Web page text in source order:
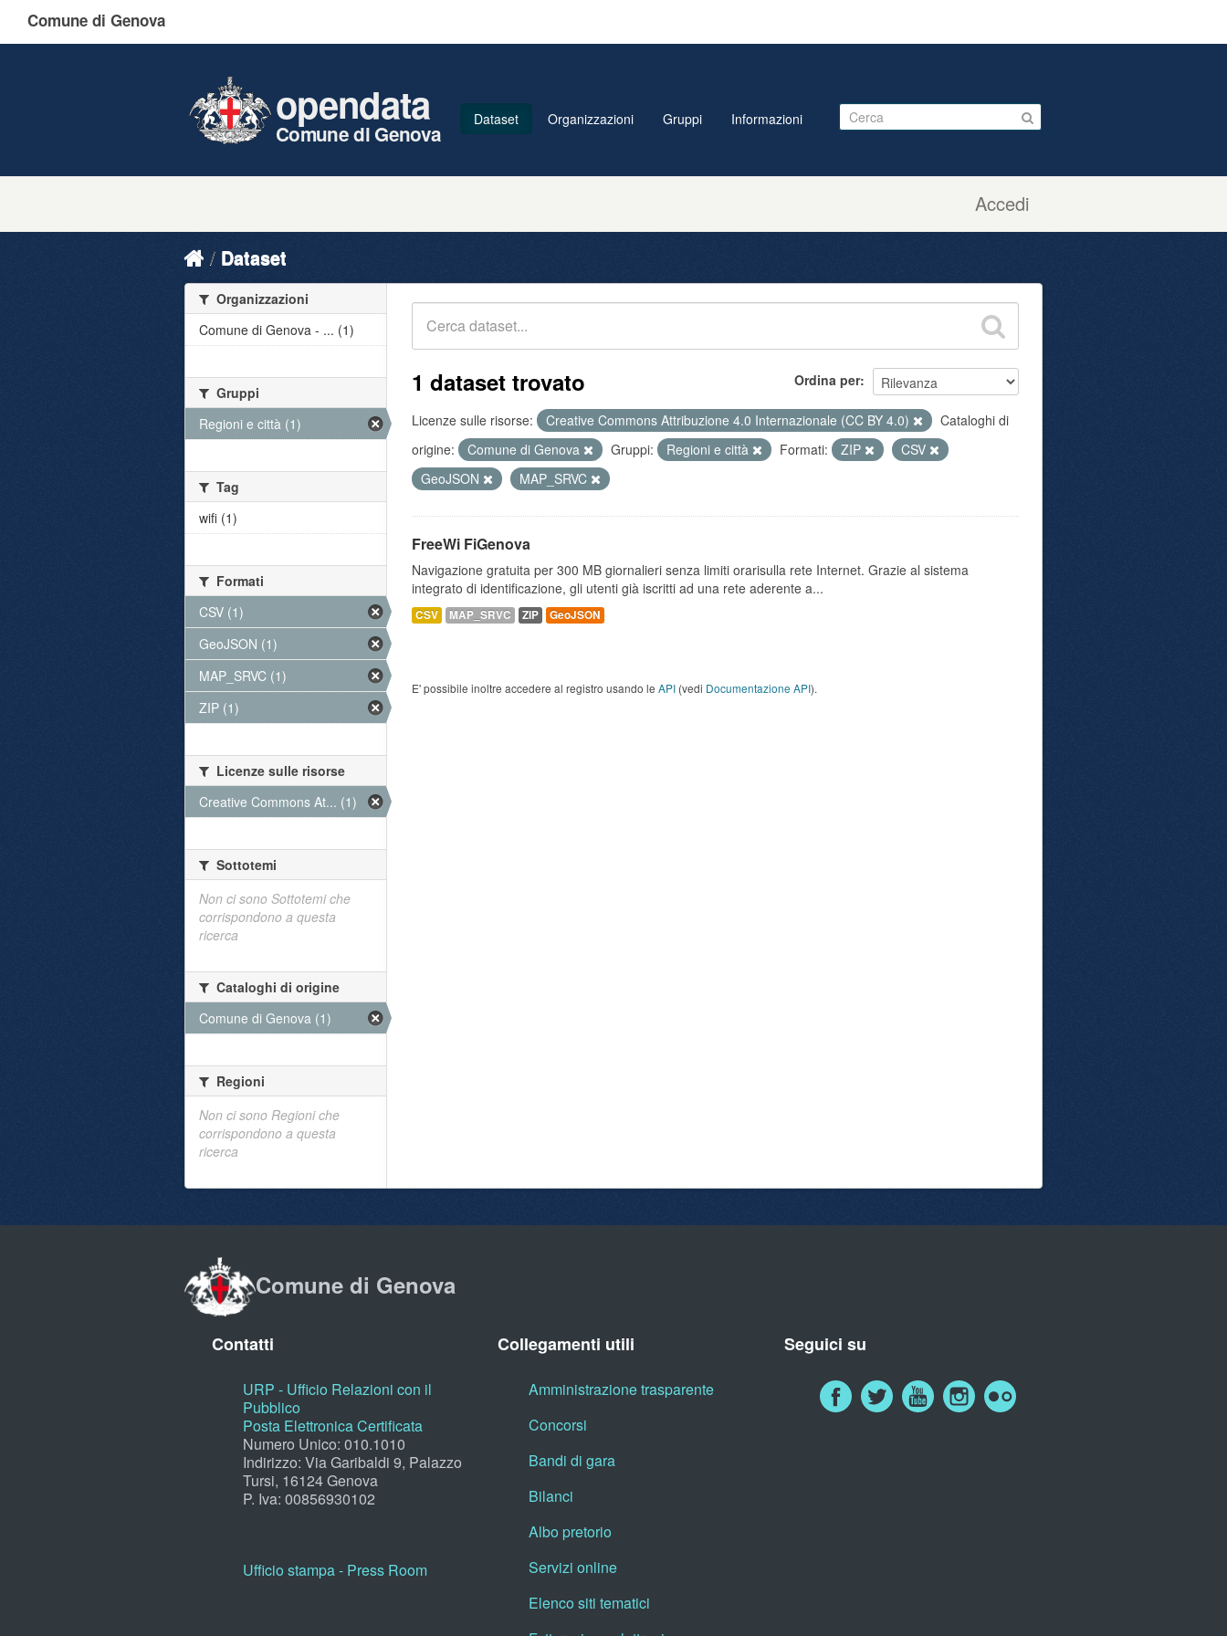
Comune di Genova
Accedi
opendata
Comune di Genova
Dataset Organizzazioni Gruppi Informazioni
Dataset
Ordina per
1 dataset trovato
Licenze sulle risorse: Creative Commons Attribuzione 4.0 Internazionale (CC BY 4.0)
Cataloghi di
origine:
Comune di Genova Gruppi: Regioni e città Formati: ZIP
CSV
GeoJSON
MAP_SRVC
FreeWi FiGenova
Navigazione gratuita per 300 MB giornalieri senza limiti orarisulla rete Internet. Grazie al sistema
integrato di identificazione, gli utenti già iscritti ad una rete aderente a...
CSV MAP_SRVC ZIP GeoJSON
E' possibile inoltre accedere al registro usando le API (vedi Documentazione API).
Organizzazioni
Comune di Genova - ... (1)
Gruppi
Regioni e città (1)
Tag
wifi (1)
Formati
CSV (1)
GeoJSON (1)
MAP_SRVC (1)
ZIP (1)
Licenze sulle risorse
Creative Commons At... (1)
Sottotemi
Non ci sono Sottotemi che
corrispondono a questa
ricerca
Cataloghi di origine
Comune di Genova (1)
Regioni
Non ci sono Regioni che
corrispondono a questa
ricerca
Comune di Genova
Contatti
URP - Ufficio Relazioni con il
Pubblico
Posta Elettronica Certificata
Numero Unico: 010.1010
Indirizzo: Via Garibaldi 9, Palazzo
Tursi, 16124 Genova
P. Iva: 00856930102
Ufficio stampa - Press Room
Collegamenti utili
Amministrazione trasparente
Concorsi
Bandi di gara
Bilanci
Albo pretorio
Servizi online
Elenco siti tematici
Seguici su